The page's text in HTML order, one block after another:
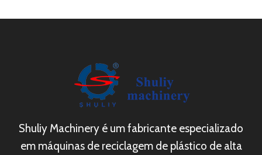
Shuliy Machinery é um fabricante especializado
em máquinas de reciclagem de plástico de alta